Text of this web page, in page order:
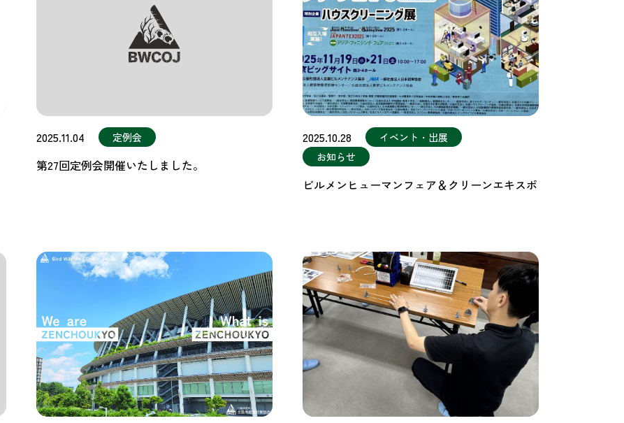
2025.11.04 定例会
第27回定例会開催いたしました。
2025.10.28
イベント・出展
お知らせ
ビルメンヒューマンフェア＆クリーンエキスポ